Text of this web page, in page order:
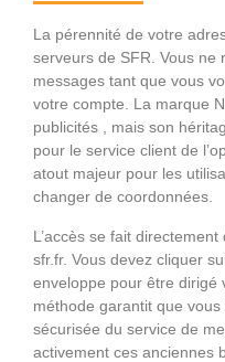
La pérennité de votre
serveurs de SFR. Vous ne
messages tant que vous
votre compte. La marque
publicités , mais son
pour le service client de
atout majeur pour les
changer de coordonnées.
L’accès se fait
sfr.fr. Vous devez cliquer
enveloppe pour être dirigé
méthode garantit que
sécurisée du service de
activement ces anciennes